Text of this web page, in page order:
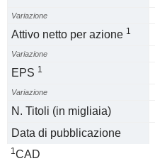
Variazione
Attivo netto per azione 1
Variazione
EPS 1
Variazione
N. Titoli (in migliaia)
Data di pubblicazione
1CAD